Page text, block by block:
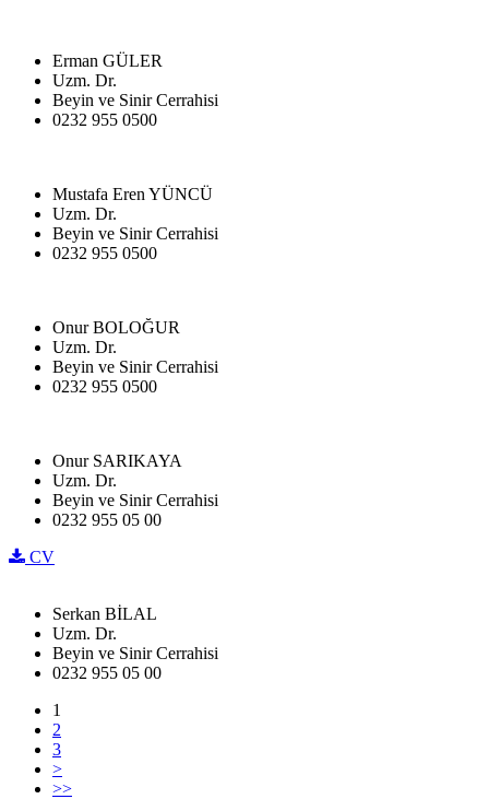
Erman GÜLER
Uzm. Dr.
Beyin ve Sinir Cerrahisi
0232 955 0500
Mustafa Eren YÜNCÜ
Uzm. Dr.
Beyin ve Sinir Cerrahisi
0232 955 0500
Onur BOLOĞUR
Uzm. Dr.
Beyin ve Sinir Cerrahisi
0232 955 0500
Onur SARIKAYA
Uzm. Dr.
Beyin ve Sinir Cerrahisi
0232 955 05 00
CV
Serkan BİLAL
Uzm. Dr.
Beyin ve Sinir Cerrahisi
0232 955 05 00
1
2
3
>
>>